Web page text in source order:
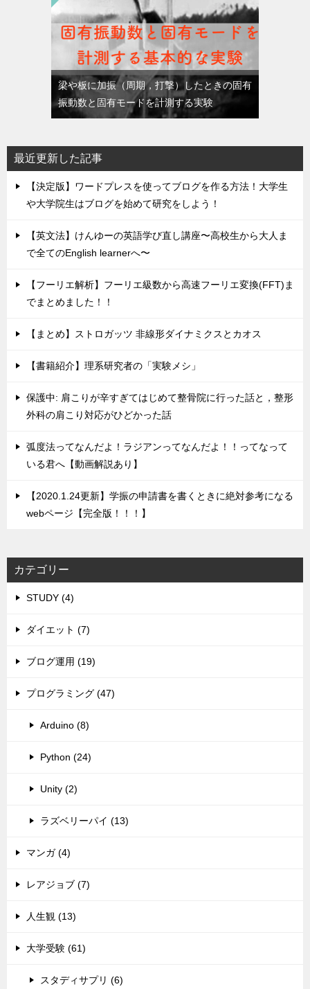
梁や板に加振（周期，打撃）したときの固有
振動数と固有モードを計測する実験
最近更新した記事
【決定版】ワードプレスを使ってブログを作る方法！大学生
や大学院生はブログを始めて研究をしよう！
【英文法】けんゆーの英語学び直し講座〜高校生から大人ま
で全てのEnglish learnerへ〜
【フーリエ解析】フーリエ級数から高速フーリエ変換(FFT)ま
でまとめました！！
【まとめ】ストロガッツ 非線形ダイナミクスとカオス
【書籍紹介】理系研究者の「実験メシ」
保護中: 肩こりが辛すぎてはじめて整骨院に行った話と，整形
外科の肩こり対応がひどかった話
弧度法ってなんだよ！ラジアンってなんだよ！！ってなって
いる君へ【動画解説あり】
【2020.1.24更新】学振の申請書を書くときに絶対参考になる
webページ【完全版！！！】
カテゴリー
STUDY (4)
ダイエット (7)
ブログ運用 (19)
プログラミング (47)
Arduino (8)
Python (24)
Unity (2)
ラズベリーパイ (13)
マンガ (4)
レアジョブ (7)
人生観 (13)
大学受験 (61)
スタディサプリ (6)